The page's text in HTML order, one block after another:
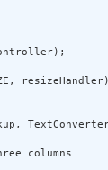
columns